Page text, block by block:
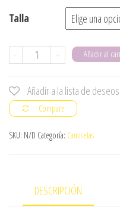
Talla
-
Camiseta
vibes
cantidad
+ Añadir al
Añadir a la lista de deseos
Compare
SKU: N/D Categoría: Camisetas
DESCRIPCIÓN